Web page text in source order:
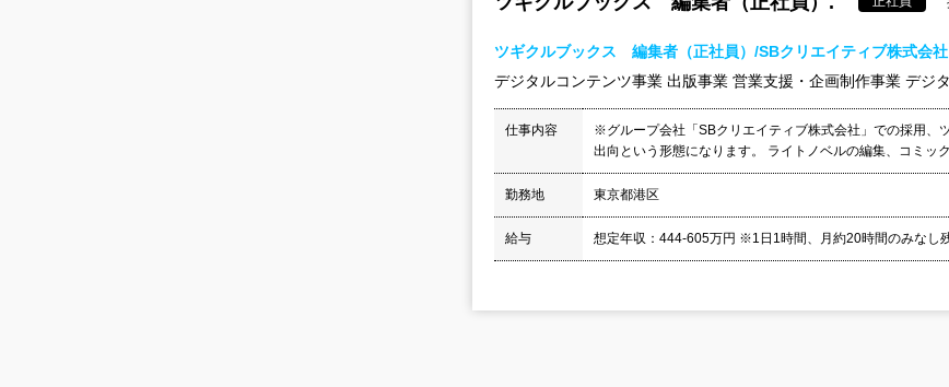
ツギクルブックス 編集者（正社員）/SBクリエイティブ株式会社
デジタルコンテンツ事業 出版事業 営業支援・企画制作事業 デジ
仕事内容
※グループ会社「SBクリエイティブ株式会社」での採用、
出向という形態になります。 ライトノベルの編集、コミッ
勤務地 東京都港区
給与 想定年収：444-605万円 ※1日1時間、月約20時間のみなし